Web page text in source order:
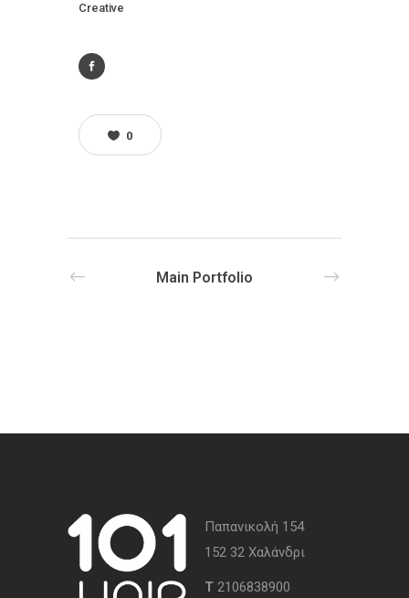
Creative
0
Main Portfolio
Παπανικολή 154
152 32 Χαλάνδρι
Τ 2106838900